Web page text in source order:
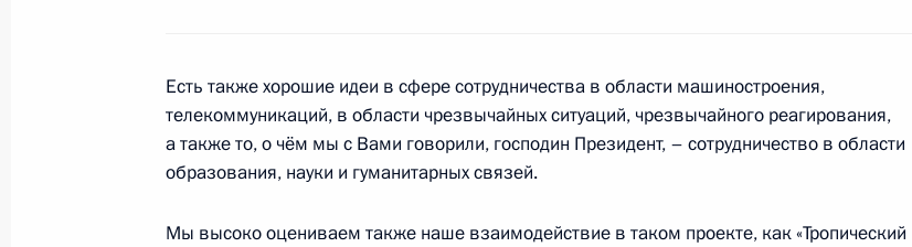
2 ноября 2008 года, воскресенье
О том, как происходит работа над текстом Послания Президента
Федеральному Собранию, Дмитрий Медведев рассказывает
в своём видеоблоге
2 ноября 2008 года, 18:07
Есть также хорошие идеи в сфере сотрудничества в области машиностроения,
телекоммуникаций, в области чрезвычайных ситуаций, чрезвычайного реагирования,
а также то, о чём мы с Вами говорили, господин Президент, – сотрудничество в области
образования, науки и гуманитарных связей.
Мы высоко оцениваем также наше взаимодействие в таком проекте, как «Тропический